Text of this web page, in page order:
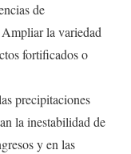
de
la variedad
fortificados o
precipitaciones
la inestabilidad de
y en las